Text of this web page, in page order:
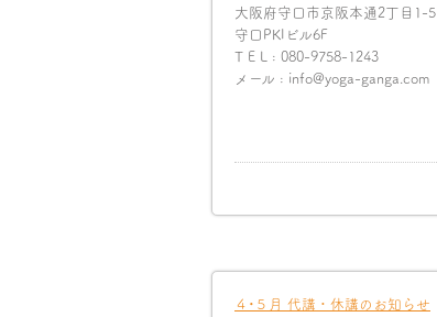
大阪府守口市京阪本通2丁目1-5
守口PKIビル6F
T E L : 080-9758-1243
メール : info@yoga-ganga.com
４•５月 代講・休講のお知らせ